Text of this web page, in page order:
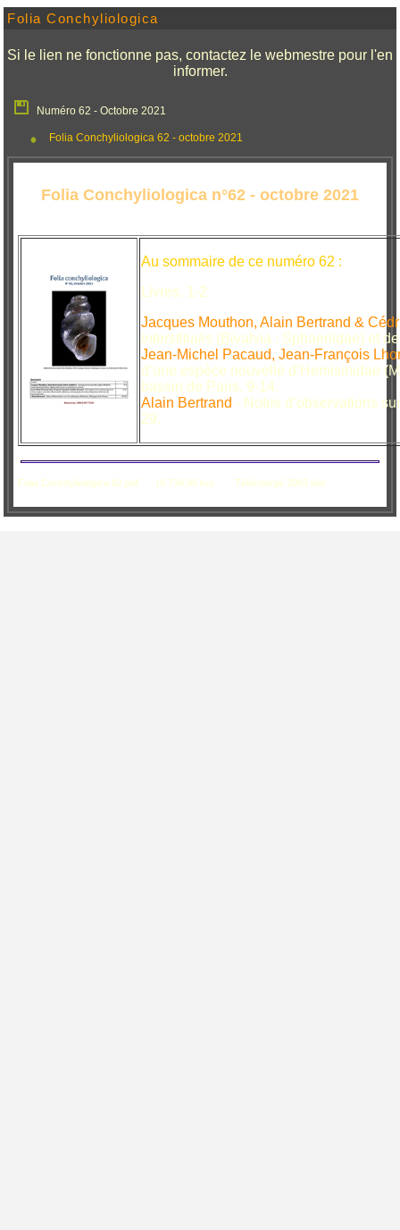
Folia Conchyliologica
Si le lien ne fonctionne pas, contactez le webmestre pour l'en
informer.
Numéro 62 - Octobre 2021
Folia Conchyliologica 62 - octobre 2021
Folia Conchyliologica n°62 - octobre 2021
Au sommaire de ce numéro 62 :
Livres. 1-2
Jacques Mouthon, Alain Bertrand &
interstitialis (Bivalvia : Sphaeriidae) et
Jean-Michel Pacaud, Jean-François
d’une espèce nouvelle d’Hemisinidae
bassin de Paris. 9-14.
Alain Bertrand - Notes d’observations
29.
Folia Conchyliologica 62.pdf (6 734,96 ko) Téléchargé 2983 fois